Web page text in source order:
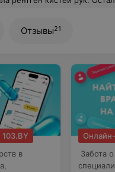
Отзывы21
в
Онлайн-
Забота